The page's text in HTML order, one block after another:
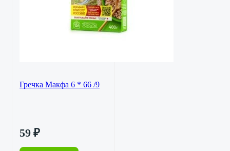
Гречка Макфа 6 * 66 /9
59 ₽